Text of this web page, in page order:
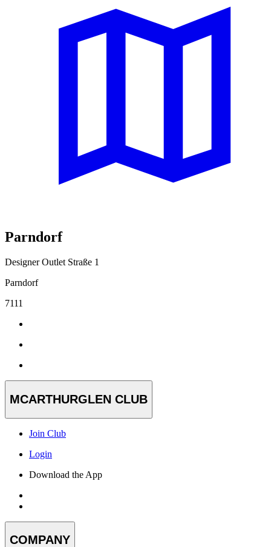
Parndorf
Designer Outlet Straße 1
Parndorf
7111
MCARTHURGLEN CLUB
Join Club
Login
Download the App
COMPANY